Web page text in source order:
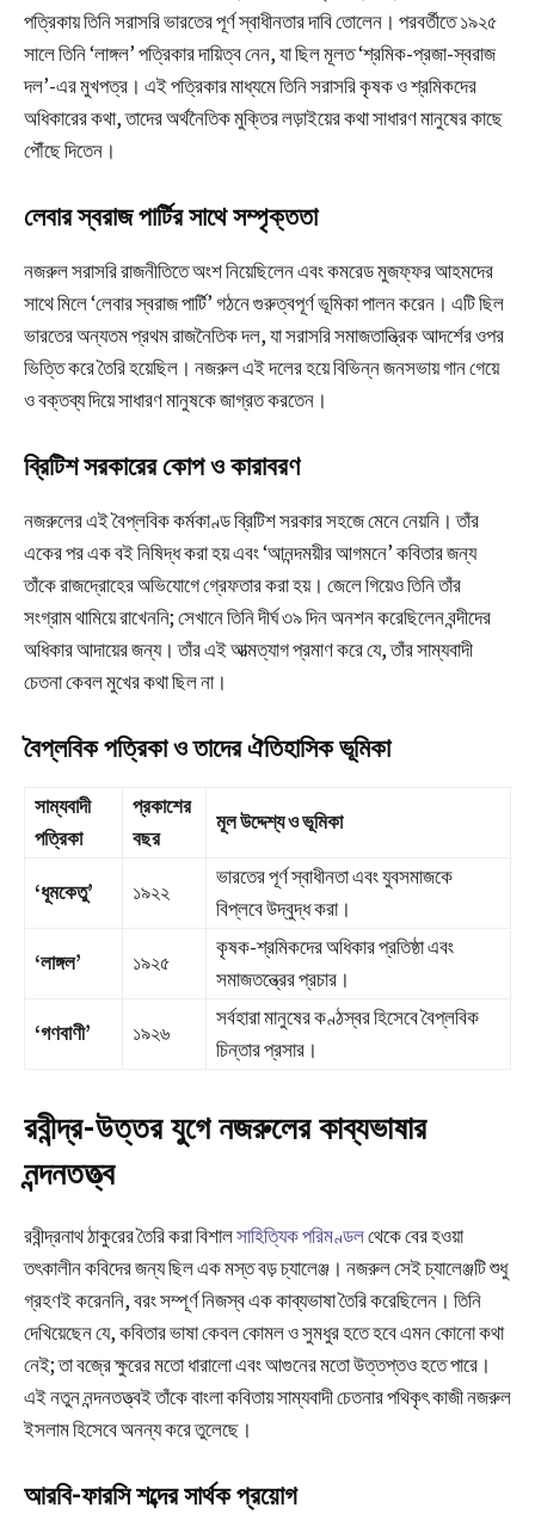
পত্রিকায় তিনি সরাসরি ভারতের পূর্ণ স্বাধীনতার দাবি তোলেন। পরবর্তীতে ১৯২৫
সালে তিনি ‘লাঙ্গল’ পত্রিকার দায়িত্ব নেন, যা ছিল মূলত ‘শ্রমিক-প্রজা-স্বরাজ
দল’-এর মুখপত্র। এই পত্রিকার মাধ্যমে তিনি সরাসরি কৃষক ও শ্রমিকদের
অধিকারের কথা, তাদের অর্থনৈতিক মুক্তির লড়াইয়ের কথা সাধারণ মানুষের কাছে
পৌঁছে দিতেন।
লেবার স্বরাজ পার্টির সাথে সম্পৃক্ততা
নজরুল সরাসরি রাজনীতিতে অংশ নিয়েছিলেন এবং কমরেড মুজফ্ফর আহমদের
সাথে মিলে ‘লেবার স্বরাজ পার্টি’ গঠনে গুরুত্বপূর্ণ ভূমিকা পালন করেন। এটি ছিল
ভারতের অন্যতম প্রথম রাজনৈতিক দল, যা সরাসরি সমাজতান্ত্রিক আদর্শের ওপর
ভিত্তি করে তৈরি হয়েছিল। নজরুল এই দলের হয়ে বিভিন্ন জনসভায় গান গেয়ে
ও বক্তব্য দিয়ে সাধারণ মানুষকে জাগ্রত করতেন।
ব্রিটিশ সরকারের কোপ ও কারাবরণ
নজরুলের এই বৈপ্লবিক কর্মকাণ্ড ব্রিটিশ সরকার সহজে মেনে নেয়নি। তাঁর
একের পর এক বই নিষিদ্ধ করা হয় এবং ‘আনন্দময়ীর আগমনে’ কবিতার জন্য
তাঁকে রাজদ্রোহের অভিযোগে গ্রেফতার করা হয়। জেলে গিয়েও তিনি তাঁর
সংগ্রাম থামিয়ে রাখেননি; সেখানে তিনি দীর্ঘ ৩৯ দিন অনশন করেছিলেন বন্দীদের
অধিকার আদায়ের জন্য। তাঁর এই আত্মত্যাগ প্রমাণ করে যে, তাঁর সাম্যবাদী
চেতনা কেবল মুখের কথা ছিল না।
বৈপ্লবিক পত্রিকা ও তাদের ঐতিহাসিক ভূমিকা
সাম্যবাদী
পত্রিকা
প্রকাশের
বছর
মূল উদ্দেশ্য ও ভূমিকা
‘ধূমকেতু’ ১৯২২
ভারতের পূর্ণ স্বাধীনতা এবং যুবসমাজকে
বিপ্লবে উদ্বুদ্ধ করা।
‘লাঙ্গল’ ১৯২৫
কৃষক-শ্রমিকদের অধিকার প্রতিষ্ঠা এবং
সমাজতন্ত্রের প্রচার।
‘গণবাণী’ ১৯২৬
সর্বহারা মানুষের কণ্ঠস্বর হিসেবে বৈপ্লবিক
চিন্তার প্রসার।
রবীন্দ্র-উত্তর যুগে নজরুলের কাব্যভাষার
নন্দনতত্ত্ব
রবীন্দ্রনাথ ঠাকুরের তৈরি করা বিশালসাহিত্যিক পরিমণ্ডলথেকে বের হওয়া
তৎকালীন কবিদের জন্য ছিল এক মস্ত বড় চ্যালেঞ্জ। নজরুল সেই চ্যালেঞ্জটি শুধু
গ্রহণই করেননি, বরং সম্পূর্ণ নিজস্ব এক কাব্যভাষা তৈরি করেছিলেন। তিনি
দেখিয়েছেন যে, কবিতার ভাষা কেবল কোমল ও সুমধুর হতে হবে এমন কোনো কথা
নেই; তা বজ্রে ক্ষুরের মতো ধারালো এবং আগুনের মতো উত্তপ্তও হতে পারে।
এই নতুন নন্দনতত্ত্বই তাঁকে বাংলা কবিতায় সাম্যবাদী চেতনার পথিকৃৎ কাজী নজরুল
ইসলাম হিসেবে অনন্য করে তুলেছে।
আরবি-ফারসি শব্দের সার্থক প্রয়োগ